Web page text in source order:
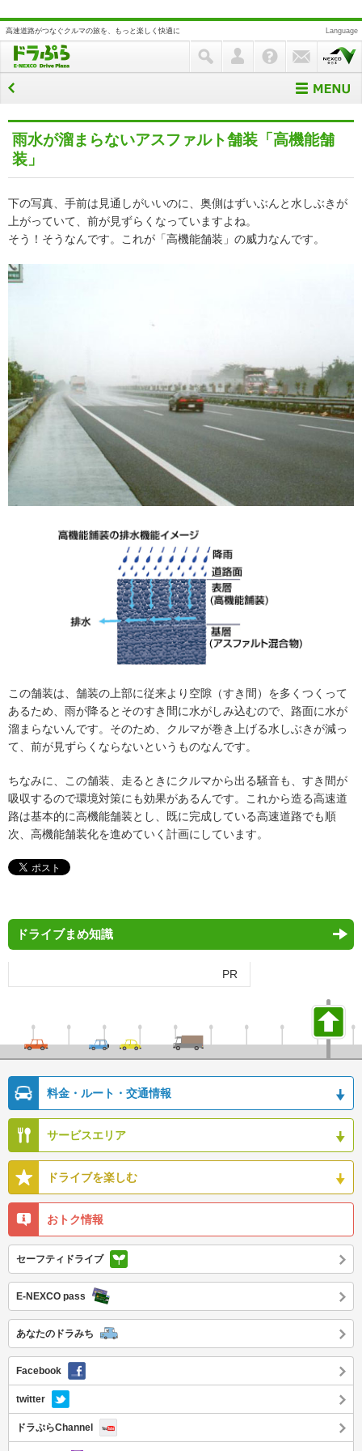
高速道路がつなぐクルマの旅を、もっと楽しく快適に Language
雨水が溜まらないアスファルト舗装「高機能舗
装」
下の写真、手前は見通しがいいのに、奥側はずいぶんと水しぶきが
上がっていて、前が見ずらくなっていますよね。
そう！そうなんです。これが「高機能舗装」の威力なんです。
この舗装は、舗装の上部に従来より空隙（すき間）を多くつくって
あるため、雨が降るとそのすき間に水がしみ込むので、路面に水が
溜まらないんです。そのため、クルマが巻き上げる水しぶきが減っ
て、前が見ずらくならないというものなんです。
ちなみに、この舗装、走るときにクルマから出る騒音も、すき間が
吸収するので環境対策にも効果があるんです。これから造る高速道
路は基本的に高機能舗装とし、既に完成している高速道路でも順
次、高機能舗装化を進めていく計画にしています。
ドライブまめ知識
PR
料金・ルート・交通情報
サービスエリア
ドライブを楽しむ
おトク情報
セーフティドライブ
E-NEXCO pass
あなたのドラみち
Facebook
twitter
ドラぷらChannel